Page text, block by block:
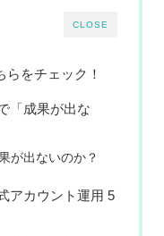
CLOSE
をチェック！
「成果が出な
が出ないのか？
アカウント運用 5